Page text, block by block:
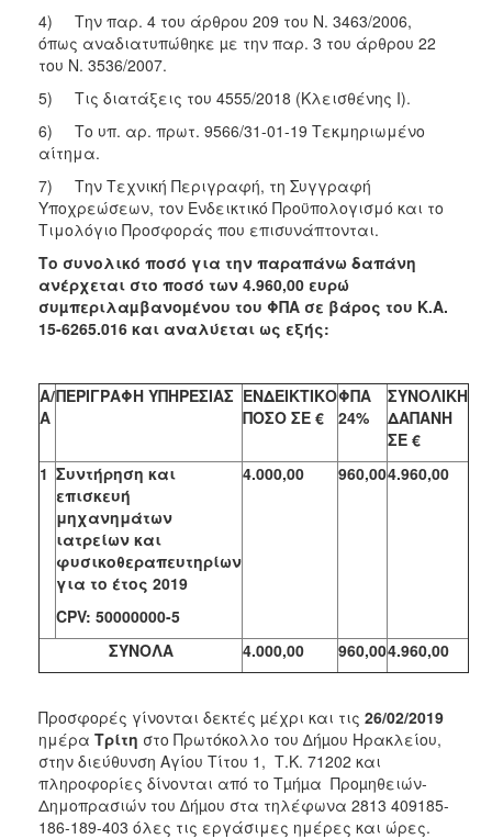
4) Την παρ. 4 του άρθρου 209 του Ν. 3463/2006,
όπως αναδιατυπώθηκε µε την παρ. 3 του άρθρου 22
του Ν. 3536/2007.
5) Τις διατάξεις του 4555/2018 (Κλεισθένης I).
6) Το υπ. αρ. πρωτ. 9566/31-01-19 Τεκμηριωμένο
αίτημα.
7) Την Τεχνική Περιγραφή, τη Συγγραφή
Υποχρεώσεων, τον Ενδεικτικό Προϋπολογισμό και το
Τιμολόγιο Προσφοράς που επισυνάπτονται.
Το συνολικό ποσό για την παραπάνω δαπάνη
ανέρχεται στο ποσό των 4.960,00 ευρώ
συµπεριλαµβανοµένου του ΦΠΑ σε βάρος του Κ.Α.
15-6265.016 και αναλύεται ως εξής:
Α/
Α
ΠΕΡΙΓΡΑΦΗ ΥΠΗΡΕΣΙΑΣ ΕΝΔΕΙΚΤΙΚΟ
ΠΟΣΟ ΣΕ €
ΦΠΑ
24%
ΣΥΝΟΛΙΚΗ
ΔΑΠΑΝΗ
ΣΕ €
1 Συντήρηση και
επισκευή
μηχανημάτων
ιατρείων και
φυσικοθεραπευτηρίων
για το έτος 2019
CPV: 50000000-5
4.000,00 960,004.960,00
ΣΥΝΟΛΑ 4.000,00 960,004.960,00
Προσφορές γίνονται δεκτές µέχρι και τις 26/02/2019
ημέρα Τρίτη στο Πρωτόκολλο του ∆ήµου Ηρακλείου,
στην διεύθυνση Αγίου Τίτου 1, Τ.Κ. 71202 και
πληροφορίες δίνονται από το Tµήµα Προµηθειών-
Δημοπρασιών του ∆ήµου στα τηλέφωνα 2813 409185-
186-189-403 όλες τις εργάσιμες ημέρες και ώρες.